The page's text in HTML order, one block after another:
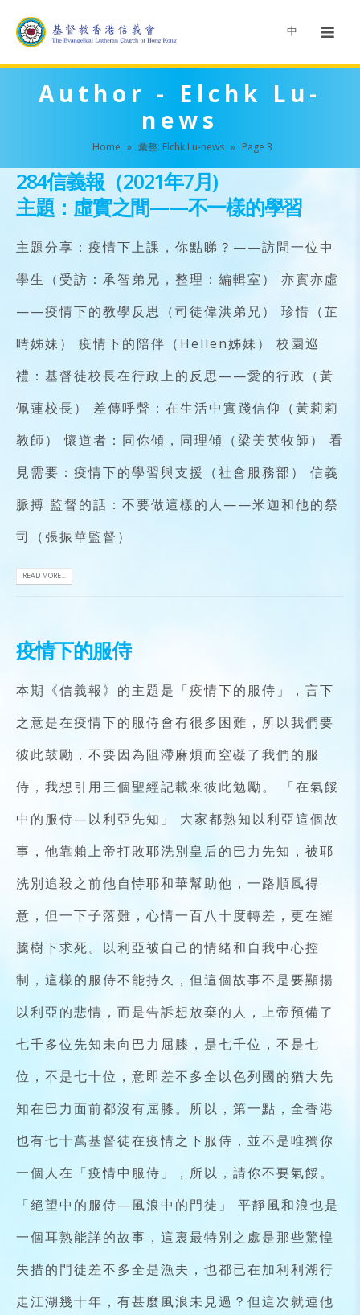
中
Author - Elchk Lu-
news
Home » 彙整: Elchk Lu-news » Page 3
284信義報（2021年7月)
主題：虛實之間——不一樣的學習
主題分享：疫情下上課，你點睇？——訪問一位中
學生（受訪：承智弟兄，整理：編輯室） 亦實亦虛
——疫情下的教學反思（司徒偉洪弟兄） 珍惜（芷
晴姊妹） 疫情下的陪伴（Hellen姊妹） 校園巡
禮：基督徒校長在行政上的反思——愛的行政（黃
佩蓮校長） 差傳呼聲：在生活中實踐信仰（黃莉莉
教師） 懷道者：同你傾，同理傾（梁美英牧師） 看
見需要：疫情下的學習與支援（社會服務部） 信義
脈搏 監督的話：不要做這樣的人——米迦和他的祭
司（張振華監督）
READ MORE...
疫情下的服侍
本期《信義報》的主題是「疫情下的服侍」，言下
之意是在疫情下的服侍會有很多困難，所以我們要
彼此鼓勵，不要因為阻滯麻煩而窒礙了我們的服
侍，我想引用三個聖經記載來彼此勉勵。 「在氣餒
中的服侍—以利亞先知」 大家都熟知以利亞這個故
事，他靠賴上帝打敗耶洗別皇后的巴力先知，被耶
洗別追殺之前他自恃耶和華幫助他，一路順風得
意，但一下子落難，心情一百八十度轉差，更在羅
騰樹下求死。以利亞被自己的情緒和自我中心控
制，這樣的服侍不能持久，但這個故事不是要顯揚
以利亞的悲情，而是告訴想放棄的人，上帝預備了
七千多位先知未向巴力屈膝，是七千位，不是七
位，不是七十位，意即差不多全以色列國的猶大先
知在巴力面前都沒有屈膝。所以，第一點，全香港
也有七十萬基督徒在疫情之下服侍，並不是唯獨你
一個人在「疫情中服侍」，所以，請你不要氣餒。
「絕望中的服侍—風浪中的門徒」 平靜風和浪也是
一個耳熟能詳的故事，這裏最特別之處是那些驚惶
失措的門徒差不多全是漁夫，也都已在加利利湖行
走江湖幾十年，有甚麼風浪未見過？但這次就連他